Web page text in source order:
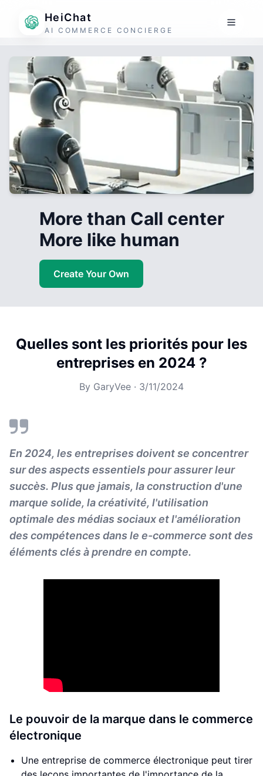
HeiChat
AI COMMERCE CONCIERGE
More than Call center
More like human
Create Your Own
Quelles sont les priorités pour les
entreprises en 2024 ?
By GaryVee · 3/11/2024
En 2024, les entreprises doivent se concentrer
sur des aspects essentiels pour assurer leur
succès. Plus que jamais, la construction d'une
marque solide, la créativité, l'utilisation
optimale des médias sociaux et l'amélioration
des compétences dans le e-commerce sont des
éléments clés à prendre en compte.
Le pouvoir de la marque dans le commerce
électronique
Une entreprise de commerce électronique peut tirer